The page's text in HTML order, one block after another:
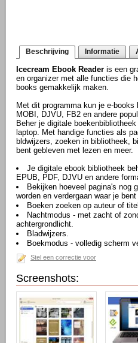
Beschrijving Informatie
Icecream Ebook Reader is een
en organizer met alle functies die
books gemakkelijk maken.
Met dit programma kun je e-books
MOBI, DJVU, FB2 en andere
Beher je digitale
laptop. Met handige functies als
bldwijzers, zoeken in bibliotheek,
bent gebleven met lezen en meer.
Je digitale ebook bibliotheek
EPUB, PDF, DJVU en andere
Bekijken hoeveel pagina's nog
worden en verdergaan waar je
Boeken zoeken op auteur of
Nachtmodus - met zacht of
achtergrondlicht.
Bladwijzers.
Boekmodus - volledig scherm
Stel een correctie voor
Screenshots: